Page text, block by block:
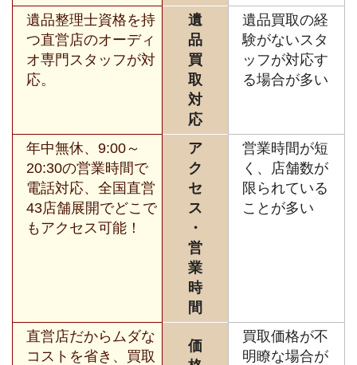
遺品整理士資格を持
つ直営店のオーディ
オ専門スタッフが対
応。
遺
品
買
取
対
応
遺品買取の経
験がないスタ
ッフが対応す
る場合が多い
年中無休、9:00～
20:30の営業時間で
電話対応、全国直営
43店舗展開でどこで
もアクセス可能！
ア
ク
セ
ス
・
営
業
時
間
営業時間が短
く、店舗数が
限られている
ことが多い
直営店だからムダな
コストを省き、買取
価
買取価格が不
明瞭な場合が